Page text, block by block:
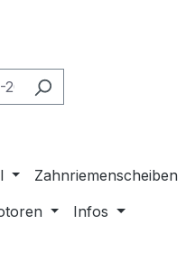
Zahnriemenscheiben
Infos